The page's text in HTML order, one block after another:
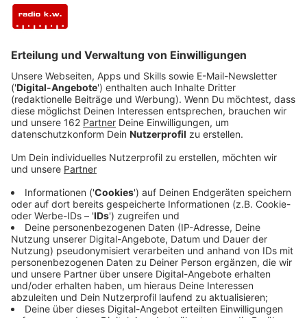
Anzeige
der Eichenprozessionsspinner bekämpft. Die Raupen
des Schädlings sind gefährlich - ihre Gifthaare können
starken Juckreiz, allergische Reaktionen und
Entzündungen der Atemwege auslösen. Betroffene
biologischen Spritzmittel behandelt. Das Mittel sei für
Raupen nehmen es aber über den Blattfraß auf und
sterben ab, bevor sich die gefährlichen Gifthaare
ausbilden können.
Anzeige
Wann und wo gesprüht wird